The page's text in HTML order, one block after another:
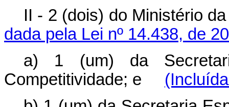
II - 2 (dois) do Ministério
dada pela Lei nº 14.438, de
a) 1 (um) da
Competitividade; e